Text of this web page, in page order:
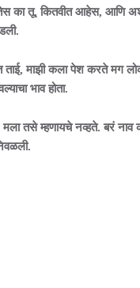
का तू, कितवीत आहेस, आणि
ताई, माझी कला पेश करते मग
भाव होता.
मला तसे म्हणायचे नव्हते. बरं